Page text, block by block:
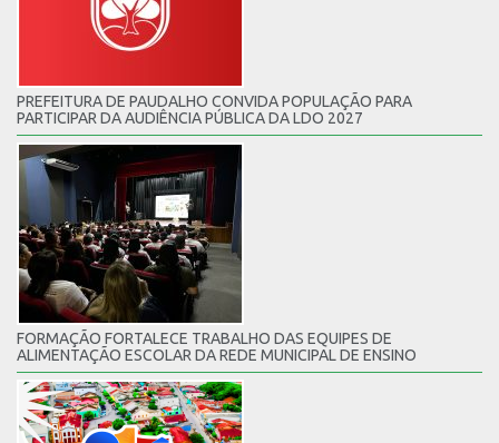
PREFEITURA DE PAUDALHO CONVIDA POPULAÇÃO PARA
PARTICIPAR DA AUDIÊNCIA PÚBLICA DA LDO 2027
FORMAÇÃO FORTALECE TRABALHO DAS EQUIPES DE
ALIMENTAÇÃO ESCOLAR DA REDE MUNICIPAL DE ENSINO